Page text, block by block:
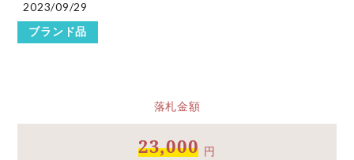
2023/09/29
ブランド品
落札金額
23,000 円